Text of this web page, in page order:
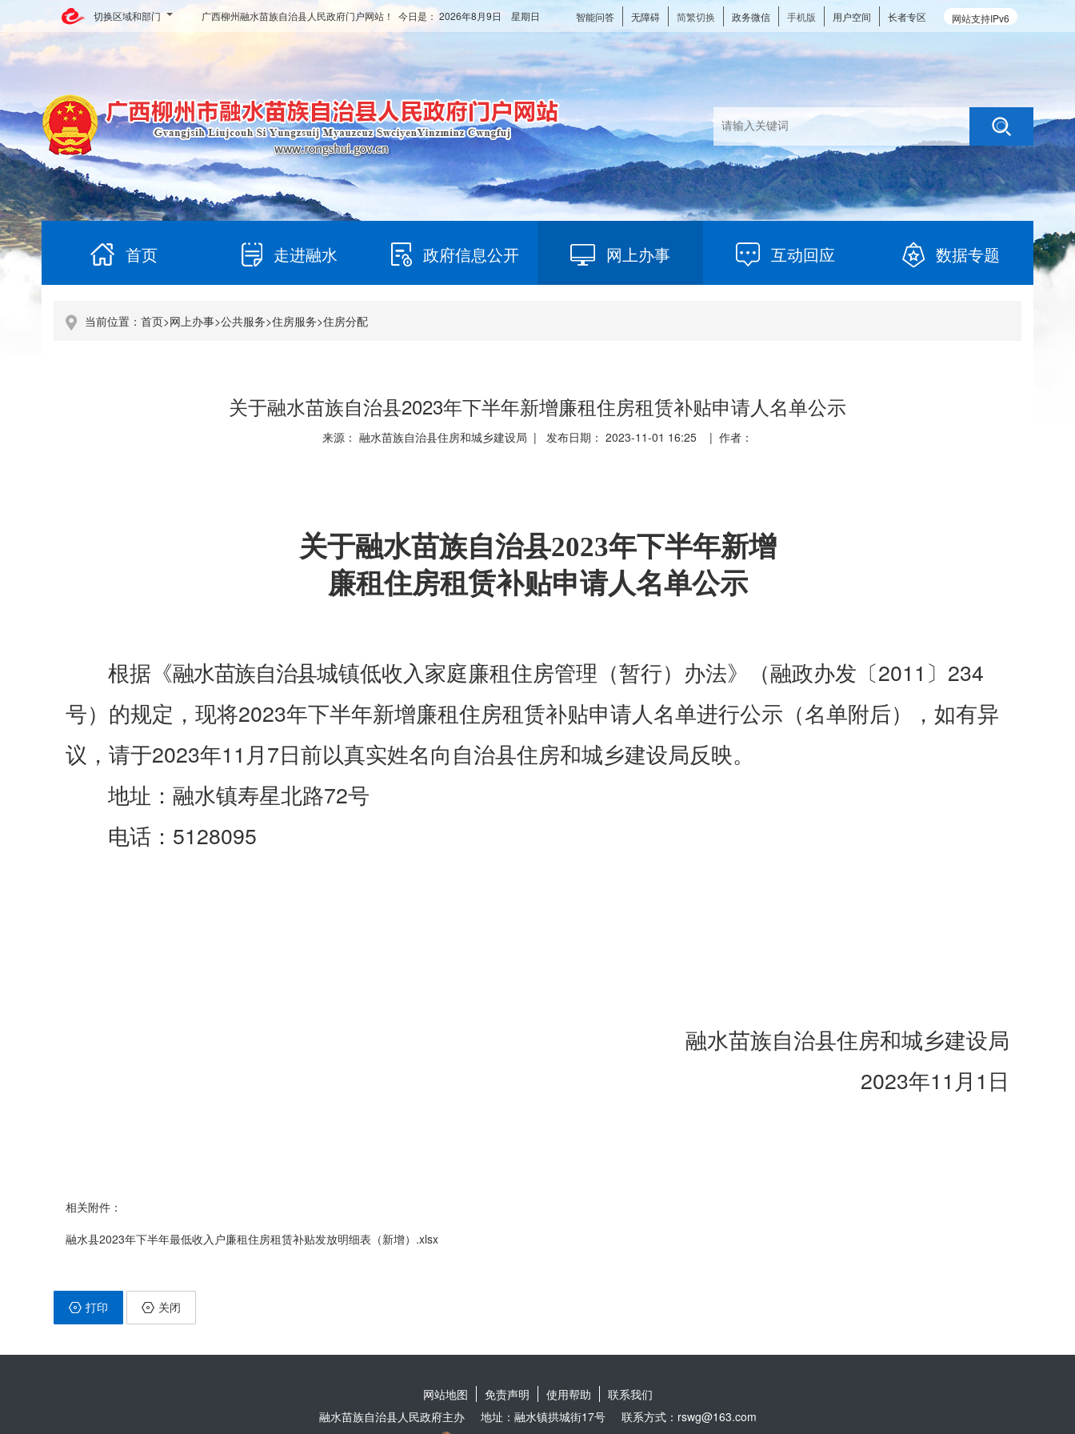
切换区域和部门 网站支持IPv6
智能问答 无障碍 简繁切换 政务微信 手机版 用户空间 长者专区
广西柳州融水苗族自治县人民政府门户网站！ 今日是： 2026年8月9日 星期日
首页 走进融水 政府信息公开 网上办事 互动回应 数据专题
当前位置： 首页>网上办事>公共服务>住房服务>住房分配
关于融水苗族自治县2023年下半年新增廉租住房租赁补贴申请人名单公示
来源： 融水苗族自治县住房和城乡建设局 | 发布日期： 2023-11-01 16:25 | 作者：
关于融水苗族自治县2023年下半年新增
廉租住房租赁补贴申请人名单公示
根据《融水苗族自治县城镇低收入家庭廉租住房管理（暂行）办法》（融政办发〔2011〕234
号）的规定，现将2023年下半年新增廉租住房租赁补贴申请人名单进行公示（名单附后），如有异
议，请于2023年11月7日前以真实姓名向自治县住房和城乡建设局反映。
地址：融水镇寿星北路72号
电话：5128095
融水苗族自治县住房和城乡建设局
2023年11月1日
相关附件：
融水县2023年下半年最低收入户廉租住房租赁补贴发放明细表（新增）.xlsx
打印 关闭
网站地图 免责声明 使用帮助
联系我们
融水苗族自治县人民政府主办
地址：融水镇拱城街17号
联系方式：rswg@163.com